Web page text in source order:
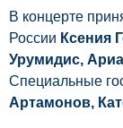
В концерте
России Ксения
Урумидис,
Специальные
Артамонов,